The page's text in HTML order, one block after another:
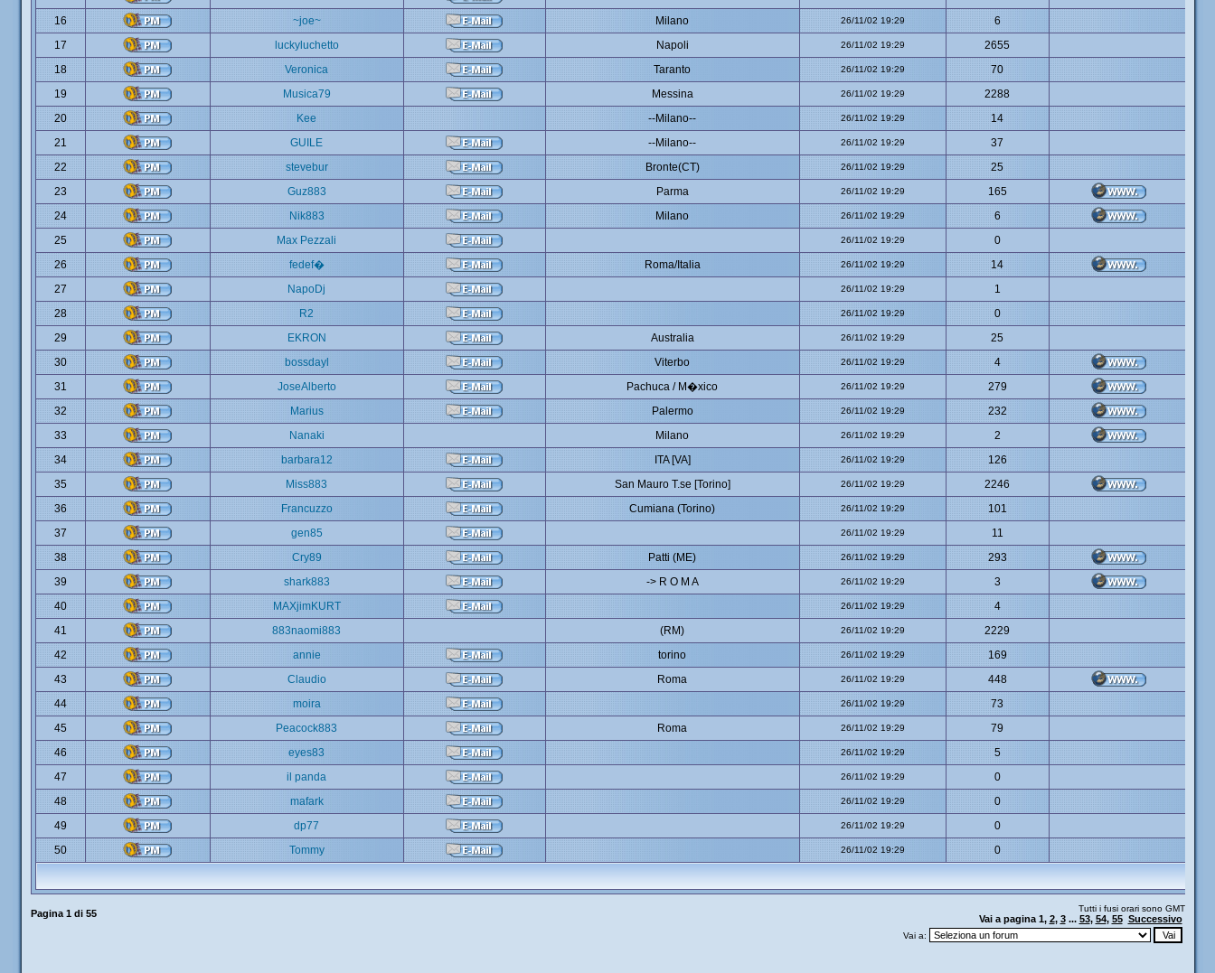
16
~joe~ Milano 26/11/02 19:29
6
17
luckyluchetto Napoli 26/11/02 19:29
2655
18
Veronica Taranto 26/11/02 19:29
70
19
Musica79 Messina 26/11/02 19:29
2288
20
Kee --Milano-- 26/11/02 19:29
14
21
GUILE --Milano-- 26/11/02 19:29
37
22
stevebur Bronte(CT) 26/11/02 19:29
25
23
Guz883 Parma 26/11/02 19:29
165
24
Nik883 Milano 26/11/02 19:29
6
25
Max Pezzali 26/11/02 19:29
0
26
fedef� Roma/Italia 26/11/02 19:29
14
27
NapoDj 26/11/02 19:29
1
28
R2 26/11/02 19:29
0
29
EKRON Australia 26/11/02 19:29
25
30
bossdayl Viterbo 26/11/02 19:29
4
31
JoseAlberto Pachuca / M�xico 26/11/02 19:29
279
32
Marius Palermo 26/11/02 19:29
232
33
Nanaki Milano 26/11/02 19:29
2
34
barbara12 ITA [VA] 26/11/02 19:29
126
35
Miss883 San Mauro T.se [Torino] 26/11/02 19:29
2246
36
Francuzzo Cumiana (Torino) 26/11/02 19:29
101
37
gen85 26/11/02 19:29
11
38
Cry89 Patti (ME) 26/11/02 19:29
293
39
shark883 -> R O M A 26/11/02 19:29
3
40
MAXjimKURT 26/11/02 19:29
4
41
883naomi883 (RM) 26/11/02 19:29
2229
42
annie torino 26/11/02 19:29
169
43
Claudio Roma 26/11/02 19:29
448
44
moira 26/11/02 19:29
73
45
Peacock883 Roma 26/11/02 19:29
79
46
eyes83 26/11/02 19:29
5
47
il panda 26/11/02 19:29
0
48
mafark 26/11/02 19:29
0
49
dp77 26/11/02 19:29
0
50
Tommy 26/11/02 19:29 0
Pagina 1di 55 Tutti i fusi orari sono GMT
Vai a pagina 1, 2, 3... 53, 54, 55 Successivo
Vai a: